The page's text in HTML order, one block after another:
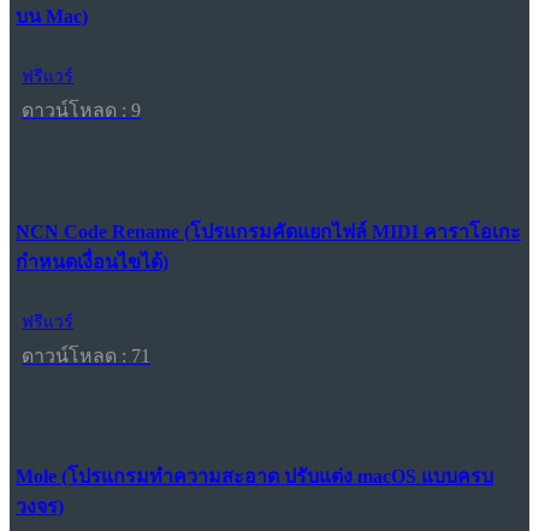
บน Mac)
ฟรีแวร์
ดาวน์โหลด : 9
NCN Code Rename (โปรแกรมคัดแยกไฟล์ MIDI คาราโอเกะ
กำหนดเงื่อนไขได้)
ฟรีแวร์
ดาวน์โหลด : 71
Mole (โปรแกรมทำความสะอาด ปรับแต่ง macOS แบบครบ
วงจร)